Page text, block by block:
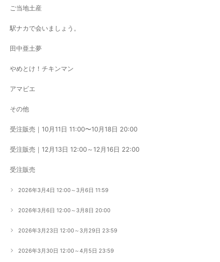
ご当地土産
駅ナカで会いましょう。
田中亜土夢
やめとけ！チキンマン
アマビエ
その他
受注販売｜10月11日 11:00〜10月18日 20:00
受注販売｜12月13日 12:00～12月16日 22:00
受注販売
2026年3月4日 12:00～3月6日 11:59
2026年3月6日 12:00～3月8日 20:00
2026年3月23日 12:00～3月29日 23:59
2026年3月30日 12:00～4月5日 23:59